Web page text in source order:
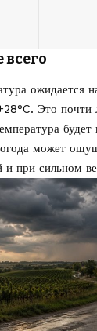
всего
ожидается
Это почти
будет
может
и при сильном